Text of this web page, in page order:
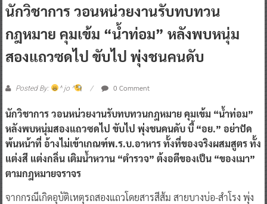
นักวิชาการ วอนหน่วยงานรับทบทวน
กฎหมาย คุมเข้ม “น้ำท่อม” หลังพบหนุ่ม
สองแถวซดไป ขับไป พุ่งชนคนดับ
Posted By: ^ jo ^ 0 Comment
นักวิชาการ วอนหน่วยงานรับทบทวนกฎหมาย คุมเข้ม “น้ำท่อม”
หลังพบหนุ่มสองแถวซดไป ขับไป พุ่งชนคนดับ บี้ “อย.” อย่าปัด
พ้นหน้าที่ อ้างไม่เข้าเกณฑ์พ.ร.บ.อาหาร ทั้งที่ของจริงผสมสูตร ทั้ง
แต่งสี แต่งกลิ่น เติมน้ำหวาน “ตำรวจ” ต้งอตีของเป็น “ของเมา”
ตามกฎหมายจราจร
จากกรณีเกิดอุบัติเหตุรถสองแถวโดยสารสีส้ม สายบางบ่อ-สำโรง พุ่ง